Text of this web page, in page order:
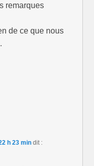
remarques
de ce que nous
h 23 min dit :